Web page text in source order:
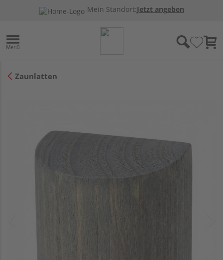
Mein Standort:Jetzt angeben
Zaunlatten